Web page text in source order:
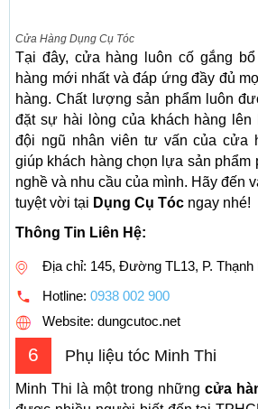
Cửa Hàng Dụng Cụ Tóc
Tại đây, cửa hàng luôn cố gắng
hàng mới nhất và đáp ứng đầy đủ
hàng. Chất lượng sản phẩm luôn
đặt sự hài lòng của khách hàng lên
đội ngũ nhân viên tư vấn của cửa
giúp khách hàng chọn lựa sản phẩm
nghề và nhu cầu của mình. Hãy đến
tuyệt vời tại Dụng Cụ Tóc ngay nhé!
Thông Tin Liên Hệ:
Địa chỉ: 145, Đường TL13, P. Thạnh
Hotline: 0938 002 900
Website: dungcutoc.net
6 Phụ liệu tóc Minh Thi
Minh Thi là một trong những cửa